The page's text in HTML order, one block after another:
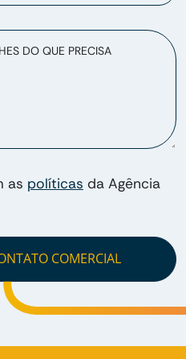
DO QUE PRECISA
as políticas da Agência
COMERCIAL